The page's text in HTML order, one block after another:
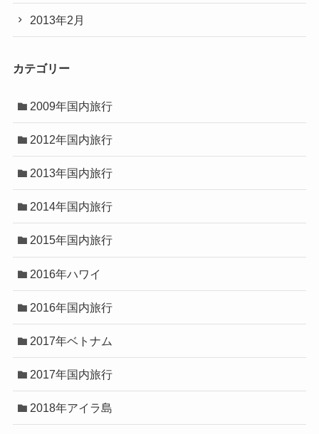
2013年2月
カテゴリー
2009年国内旅行
2012年国内旅行
2013年国内旅行
2014年国内旅行
2015年国内旅行
2016年ハワイ
2016年国内旅行
2017年ベトナム
2017年国内旅行
2018年アイラ島